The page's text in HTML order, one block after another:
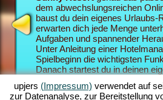
dem abwechslungsreichen
baust du dein eigenes Urlaubs-
erwarten dich jede Menge
Aufgaben und spannender
Unter Anleitung einer
Spielbeginn die wichtigsten
Danach startest du in deinen
Strand-Resort auf. Dein Ziel im
upjers (Impressum) verwendet auf
zur Datenanalyse, zur Bereitstellung